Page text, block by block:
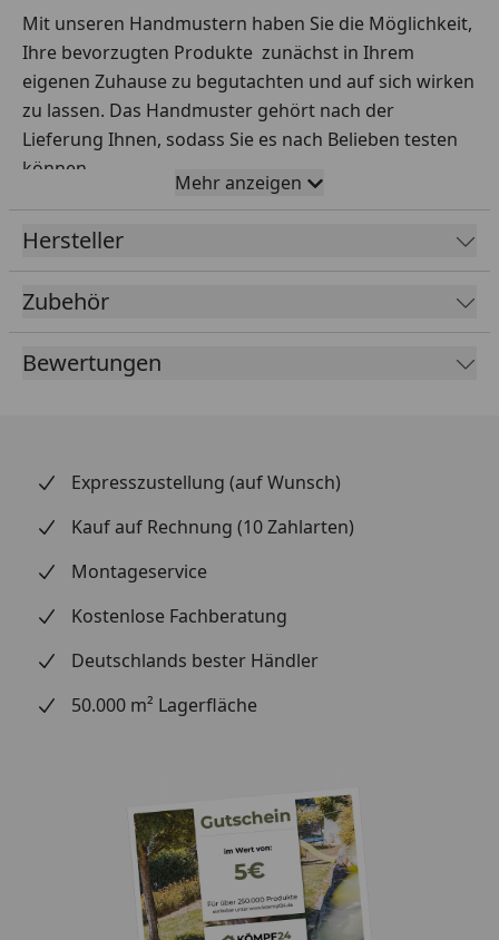
Mit unseren Handmustern haben Sie die Möglichkeit,
Ihre bevorzugten Produkte zunächst in Ihrem
eigenen Zuhause zu begutachten und auf sich wirken
zu lassen. Das Handmuster gehört nach der
Lieferung Ihnen, sodass Sie es nach Belieben testen
können.
Ihre Vorteile auf einen Blick:
verschiedener Sortimente, Hersteller, Preisklassen
und Qualitäten ausgiebig.
Praxisnahe Tests:
wirken sich Rotweinflecken oder stehendes
einen Stuhl auf das Muster und setzen Sie sich
Boden eindrückt.
Alltagstauglichkeit:
das Material ist.
Optik und Design:Halten Sie Wandpaneele an die
Farbwirkung zu vergleichen. Welche Farbe
Ihren Gartenmöbeln und Pflanzkästen?
Einfache Reinigung:Prüfen Sie, wie leicht sich das
Muster reinigen lässt und ob Speisereste oder
Schmutz leicht zu entfernen sind.
Bestellprozess für Ihr Handmuster:
Mehr anzeigen
Hersteller
Zubehör
Bewertungen
Expresszustellung (auf Wunsch)
Kauf auf Rechnung (10 Zahlarten)
Montageservice
Kostenlose Fachberatung
Deutschlands bester Händler
50.000 m² Lagerfläche